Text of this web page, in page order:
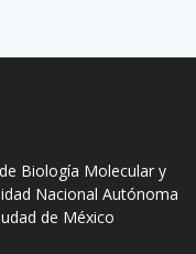
Biología Molecular y
Nacional Autónoma
de México